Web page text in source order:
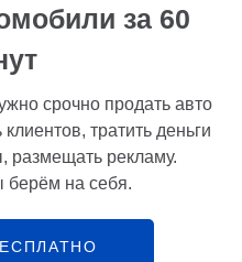
за 60
срочно продать авто
тратить деньги
размещать рекламу.
на себя.